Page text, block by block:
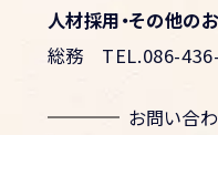
人材採用・その他の
総務 TEL.086-
お問い合